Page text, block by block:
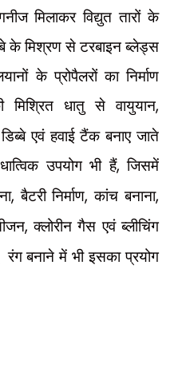
मिलाकर विद्युत तारों के
के मिश्रण से टरबाइन ब्लेड्स
के प्रोपैलरों का निर्माण
मिश्रित धातु से वायुयान,
एवं हवाई टैंक बनाए जाते
उपयोग भी हैं,जिसमें
,बैटरी निर्माण,कांच बनाना,
,क्लोरीन गैस एवं ब्लीचिंग
बनाने में भी इसका प्रयोग